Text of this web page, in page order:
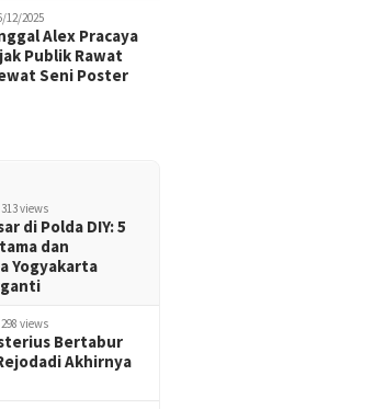
12/2025
Alex Pracaya
Publik Rawat
Seni Poster
313 views
di Polda DIY: 5
dan
Yogyakarta
298 views
Bertabur
Akhirnya